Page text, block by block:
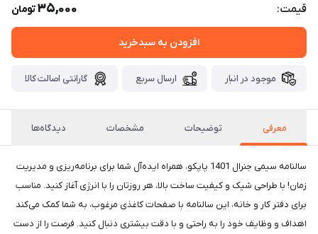
قیمت: 35,000تومان
افزودن به سبدخرید
موجود در انبار ارسال سریع گارانتی اصالت کالا
معرفی توضیحات مشخصات دیدگاه‌ها
سالنامه سیمی جنرال 1401 پاپکو، همراه ایده‌آل شما برای برنامه‌ریزی و مدیریت
زمان! با طراحی شیک و کیفیت ساخت بالا، هر روزتان را با انرژی آغاز کنید. مناسب
برای دفتر کار و خانه، این سالنامه با صفحات کاغذی مرغوب، به شما کمک می‌کند
اهداف و وظایف خود را به راحتی و با دقت بیشتری دنبال کنید. فرصت را از دست